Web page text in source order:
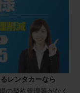
レンタカーなら
の契約管理等がなく